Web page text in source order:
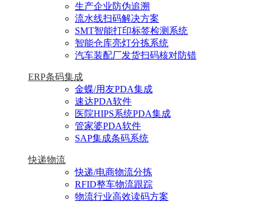
生产企业防伪追溯
流水线扫码解决方案
SMT智能打印标签检测系统
智能仓库亮灯分拣系统
汽车装配厂发货扫码核对防错
ERP条码集成
金蝶/用友PDA集成
速达PDA软件
医院HIPS系统PDA集成
管家婆PDA软件
SAP集成条码系统
快递物流
快递/电商物流分拣
RFID整车物流跟踪
物流行业高效读码方案